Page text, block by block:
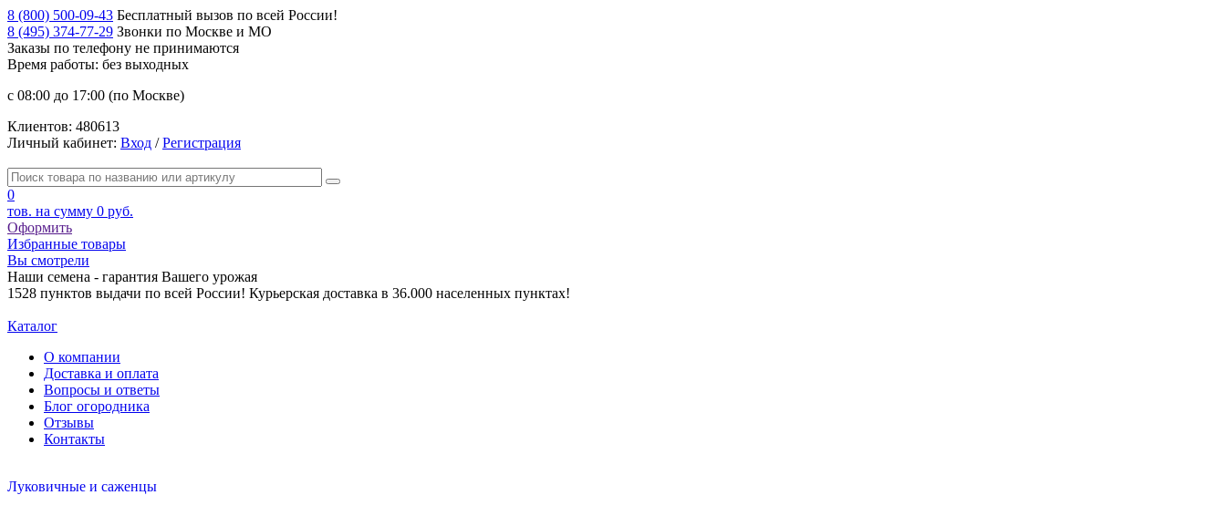
8 (800) 500-09-43 Бесплатный вызов по всей России!
8 (495) 374-77-29 Звонки по Москве и МО
Заказы по телефону не принимаются
Время работы: без выходных
с 08:00 до 17:00 (по Москве)
Клиентов: 480613
Личный кабинет: Вход /Регистрация
0
тов. на сумму 0 руб.
Оформить
Избранные товары
Вы смотрели
Наши семена - гарантия Вашего урожая
1528 пунктов выдачи по всей России! Курьерская доставка в 36.000 населенных пунктах!
Каталог
О компании
Доставка и оплата
Вопросы и ответы
Блог огородника
Отзывы
Контакты
Луковичные и саженцы